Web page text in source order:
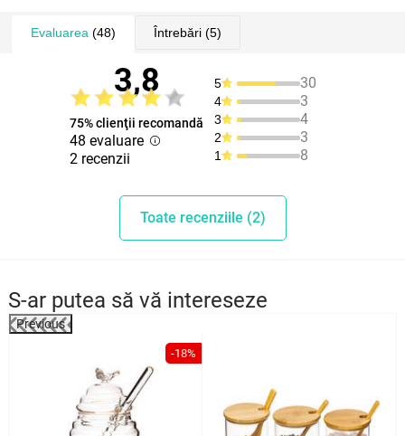
Evaluarea (48) Întrebări(5)
3,8
75% clienţii recomandă
48 evaluare
2 recenzii
5 30
4 3
3 4
2 3
1 8
Toate recenziile (2)
S-ar putea să vă intereseze
Previous
-18%